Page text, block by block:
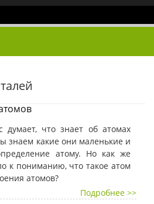
думает, что знает об атомах
знаем какие они маленькие и
атому. Но как же
к пониманию, что такое атом
атомов?
Подробнее >>